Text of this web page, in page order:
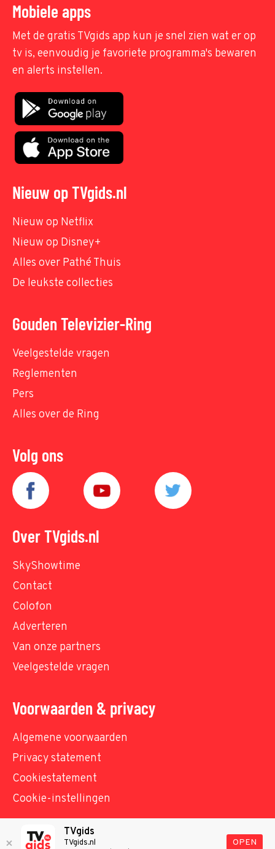
Mobiele apps
Met de gratis TVgids app kun je snel zien wat er op
tv is, eenvoudig je favoriete programma's bewaren
en alerts instellen.
Nieuw op TVgids.nl
Nieuw op Netflix
Nieuw op Disney+
Alles over Pathé Thuis
De leukste collecties
Gouden Televizier-Ring
Veelgestelde vragen
Reglementen
Pers
Alles over de Ring
Volg ons
Over TVgids.nl
SkyShowtime
Contact
Colofon
Adverteren
Van onze partners
Veelgestelde vragen
Voorwaarden & privacy
Algemene voorwaarden
Privacy statement
Cookiestatement
Cookie-instellingen
© TVgids.nl 2026 - All rights reserved. No text and
TVgids
TVgids.nl
OPEN